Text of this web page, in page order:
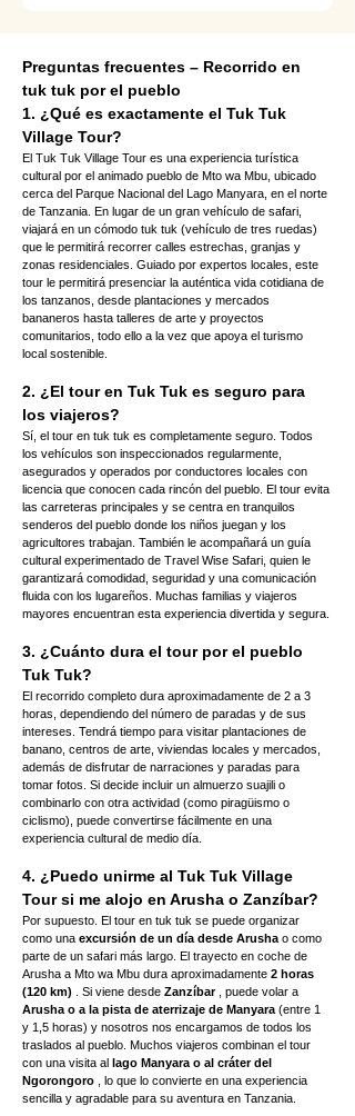
Preguntas frecuentes – Recorrido en
tuk tuk por el pueblo
1. ¿Qué es exactamente el Tuk Tuk
Village Tour?
El Tuk Tuk Village Tour es una experiencia turística
cultural por el animado pueblo de Mto wa Mbu, ubicado
cerca del Parque Nacional del Lago Manyara, en el norte
de Tanzania. En lugar de un gran vehículo de safari,
viajará en un cómodo tuk tuk (vehículo de tres ruedas)
que le permitirá recorrer calles estrechas, granjas y
zonas residenciales. Guiado por expertos locales, este
tour le permitirá presenciar la auténtica vida cotidiana de
los tanzanos, desde plantaciones y mercados
bananeros hasta talleres de arte y proyectos
comunitarios, todo ello a la vez que apoya el turismo
local sostenible.
2. ¿El tour en Tuk Tuk es seguro para
los viajeros?
Sí, el tour en tuk tuk es completamente seguro. Todos
los vehículos son inspeccionados regularmente,
asegurados y operados por conductores locales con
licencia que conocen cada rincón del pueblo. El tour evita
las carreteras principales y se centra en tranquilos
senderos del pueblo donde los niños juegan y los
agricultores trabajan. También le acompañará un guía
cultural experimentado de Travel Wise Safari, quien le
garantizará comodidad, seguridad y una comunicación
fluida con los lugareños. Muchas familias y viajeros
mayores encuentran esta experiencia divertida y segura.
3. ¿Cuánto dura el tour por el pueblo
Tuk Tuk?
El recorrido completo dura aproximadamente de 2 a 3
horas, dependiendo del número de paradas y de sus
intereses. Tendrá tiempo para visitar plantaciones de
banano, centros de arte, viviendas locales y mercados,
además de disfrutar de narraciones y paradas para
tomar fotos. Si decide incluir un almuerzo suajili o
combinarlo con otra actividad (como piragüismo o
ciclismo), puede convertirse fácilmente en una
experiencia cultural de medio día.
4. ¿Puedo unirme al Tuk Tuk Village
Tour si me alojo en Arusha o Zanzíbar?
Por supuesto. El tour en tuk tuk se puede organizar
como una excursión de un día desde Arusha o como
parte de un safari más largo. El trayecto en coche de
Arusha a Mto wa Mbu dura aproximadamente 2 horas
(120 km) . Si viene desde Zanzíbar , puede volar a
Arusha o a la pista de aterrizaje de Manyara (entre 1
y 1,5 horas) y nosotros nos encargamos de todos los
traslados al pueblo. Muchos viajeros combinan el tour
con una visita al lago Manyara o al cráter del
Ngorongoro , lo que lo convierte en una experiencia
sencilla y agradable para su aventura en Tanzania.